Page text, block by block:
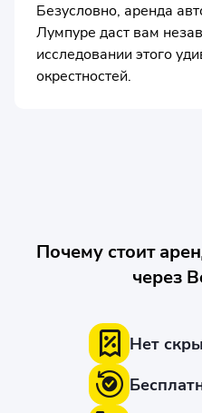
Безусловно, аренда
Лумпуре даст вам
исследовании этого
окрестностей.
Почему стоит
через
Нет